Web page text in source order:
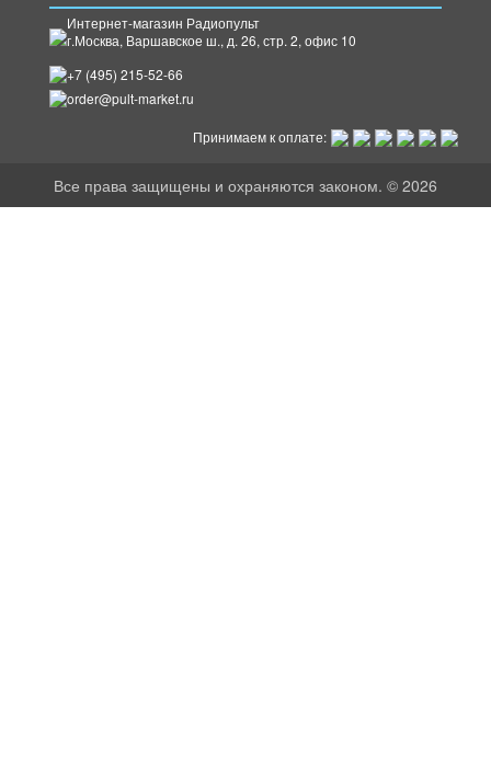
Интернет-магазин Радиопульт
г.Москва, Варшавское ш., д. 26, стр. 2, офис 10
+7 (495) 215-52-66
order@pult-market.ru
Принимаем к оплате:
Все права защищены и охраняются законом. © 2026